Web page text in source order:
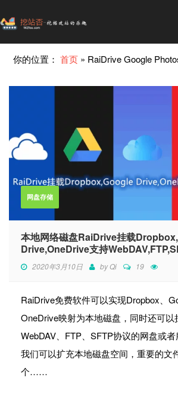
你的位置：首页 » RaiDrive Google
网盘存储
本地网络磁盘RaiDrive挂载
Drive,OneDrive支持
2020年3月10日 byQi 19
RaiDrive免费软件可以实现Dropbox、
OneDrive映射为本地磁盘，同时还可以
WebDAV、FTP、SFTP协议的网盘或
我们可以扩充本地磁盘空间，重要的文
个……